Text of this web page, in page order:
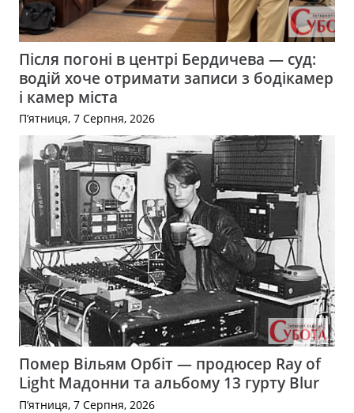
Після погоні в центрі Бердичева — суд:
водій хоче отримати записи з бодікамер
і камер міста
П’ятниця, 7 Серпня, 2026
Помер Вільям Орбіт — продюсер Ray of
Light Мадонни та альбому 13 гурту Blur
П’ятниця, 7 Серпня, 2026